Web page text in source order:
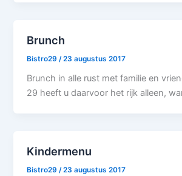
Brunch
Bistro29 /23 augustus 2017
Brunch in alle rust met familie en
29 heeft u daarvoor het rijk alleen,
Kindermenu
Bistro29/23 augustus 2017